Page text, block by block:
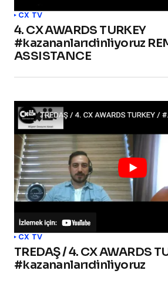
CX TV
4. CX AWARDS TURKEY
#kazananlarıdinliyoruz
ASSISTANCE
CX TV
TREDAŞ / 4. CX AWARDS
#kazananlarıdinliyoruz